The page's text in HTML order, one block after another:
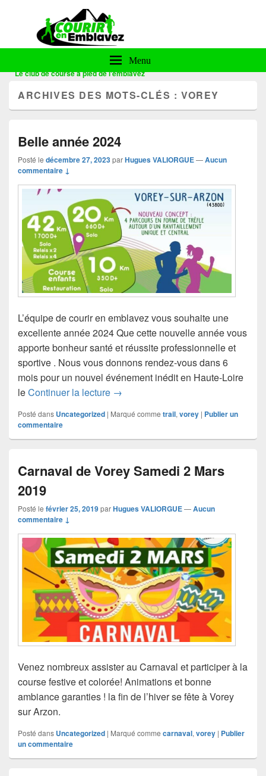
Courir en Emblavez
Le club de course à pied de l'emblavez
Menu
ARCHIVES DES MOTS-CLÉS :VOREY
Belle année 2024
Posté le décembre 27, 2023parHugues VALIORGUE—Aucun
commentaire ↓
L’équipe de courir en emblavez vous souhaite une
excellente année 2024 Que cette nouvelle année vous
apporte bonheur santé et réussite professionnelle et
sportive . Nous vous donnons rendez-vous dans 6
mois pour un nouvel événement inédit en Haute-Loire
leContinuer la lecture Belle année 2024
→
Posté dans Uncategorized | Marqué comme trail, vorey | Publier un
commentaire
Carnaval de Vorey Samedi 2 Mars
2019
Posté le février 25, 2019parHugues VALIORGUE—Aucun
commentaire ↓
Venez nombreux assister au Carnaval et participer à la
course festive et colorée! Animations et bonne
ambiance garanties ! la fin de l’hiver se fête à Vorey
sur Arzon.
Posté dans Uncategorized | Marqué comme carnaval,vorey | Publier
un commentaire